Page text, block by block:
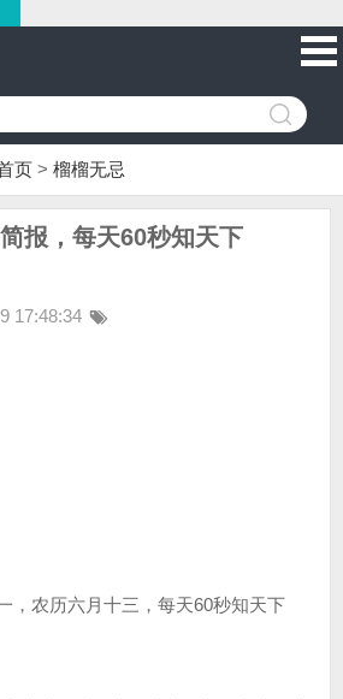
页 > 榴榴无忌
报，每天60秒知天下
17:48:34
，农历六月十三，每天60秒知天下